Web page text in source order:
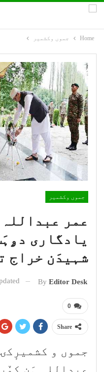
Home جموں وکشمیر
جموں وکشمیر
عمر
یادگاری
شہیدَن خراج
By Editor Desk
0
Share
جموں و
عبداللہ ہَن